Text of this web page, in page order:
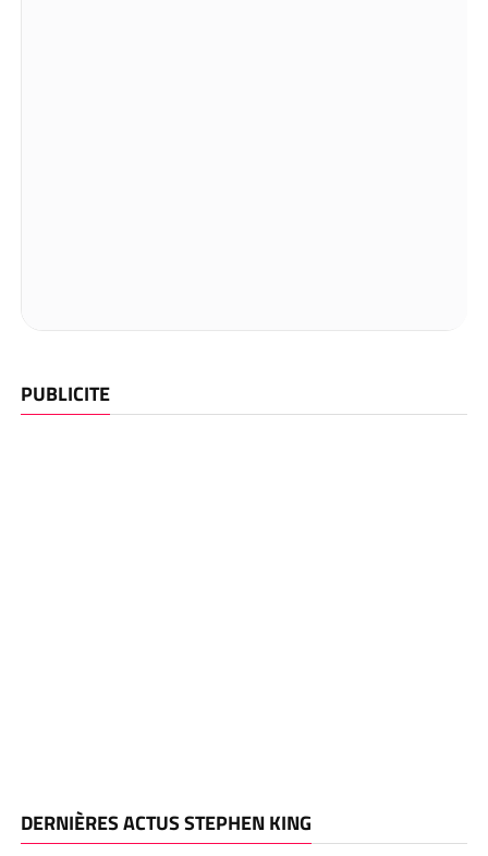
PUBLICITE
DERNIÈRES ACTUS STEPHEN KING